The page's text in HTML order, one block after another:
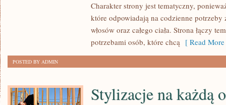
Charakter strony jest tematyczny,
które odpowiadają na codzienne potrzeby
włosów oraz całego ciała. Strona łączy
potrzebami osób, które chcą [ Read
POSTED BY ADMIN
Stylizacje na każdą